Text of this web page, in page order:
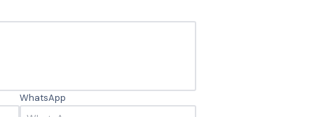
WhatsApp